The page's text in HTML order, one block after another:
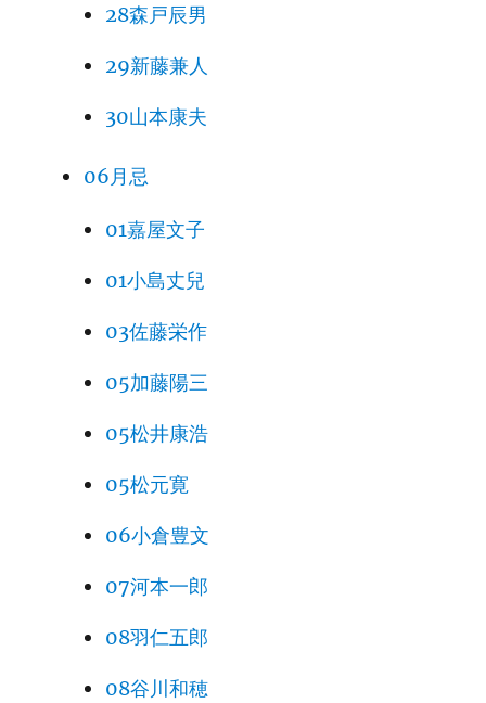
28森戸辰男
29新藤兼人
30山本康夫
06月忌
01嘉屋文子
01小島丈兒
03佐藤栄作
05加藤陽三
05松井康浩
05松元寛
06小倉豊文
07河本一郎
08羽仁五郎
08谷川和穂